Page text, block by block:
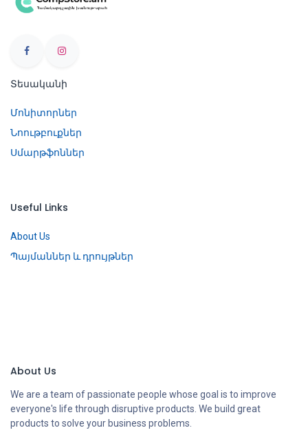
Տեսականի
Մոնիտորներ
Նոութբուքներ
Սմարթֆոններ
Useful Links
About Us
Պայմաններ և դրույթներ
About Us
We are a team of passionate people whose goal is to improve
everyone's life through disruptive products. We build great
products to solve your business problems.